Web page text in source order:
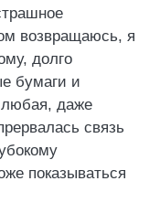
возвращаюсь, я
долго
бумаги и
даже
связь
показываться